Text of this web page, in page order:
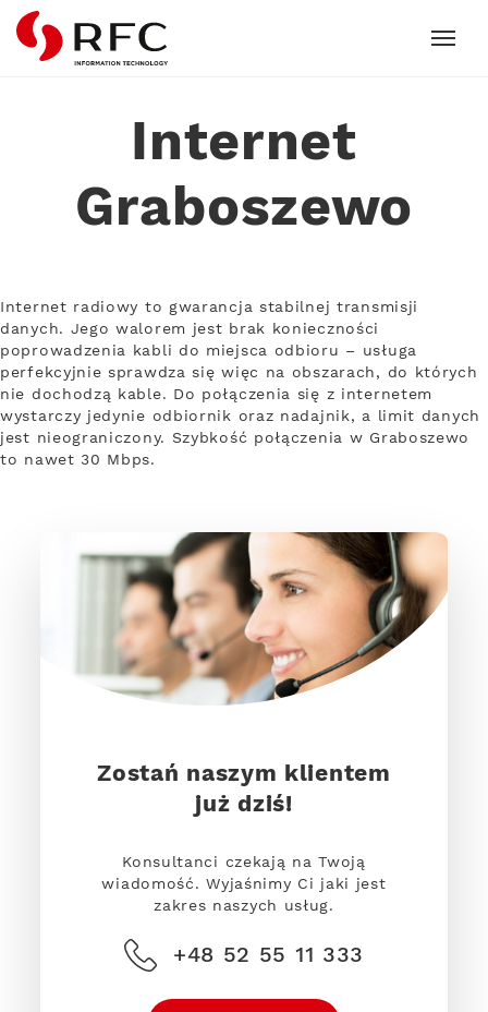
RFC
Internet
Graboszewo
Internet radiowy to gwarancja stabilnej transmisji
danych. Jego walorem jest brak konieczności
poprowadzenia kabli do miejsca odbioru – usługa
perfekcyjnie sprawdza się więc na obszarach, do których
nie dochodzą kable. Do połączenia się z internetem
wystarczy jedynie odbiornik oraz nadajnik, a limit danych
jest nieograniczony. Szybkość połączenia w Graboszewo
to nawet 30 Mbps.
Zostań naszym klientem
już dziś!
Konsultanci czekają na Twoją
wiadomość. Wyjaśnimy Ci jaki jest
zakres naszych usług.
+48 52 55 11 333